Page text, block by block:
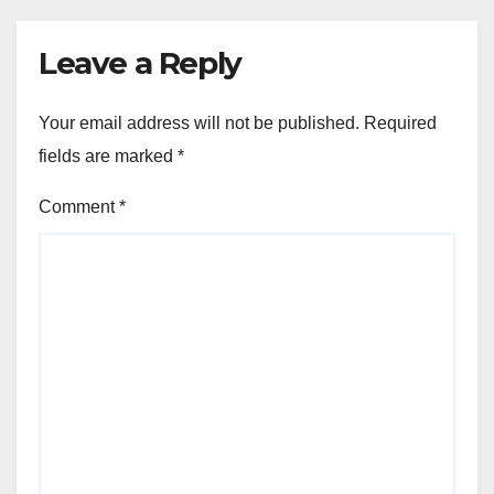
Leave a Reply
Your email address will not be published. Required
fields are marked *
Comment*